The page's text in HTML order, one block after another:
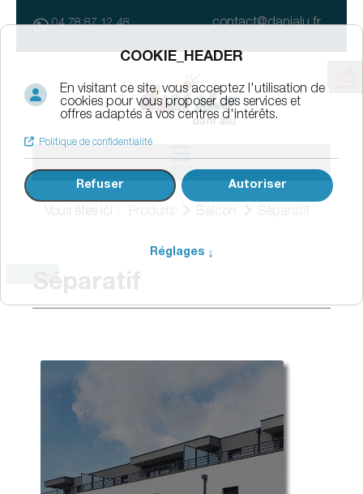
04 78 87 12 48 contact@danialu.fr
MENU
Vous êtes ici : Produits Balcon
Séparatif